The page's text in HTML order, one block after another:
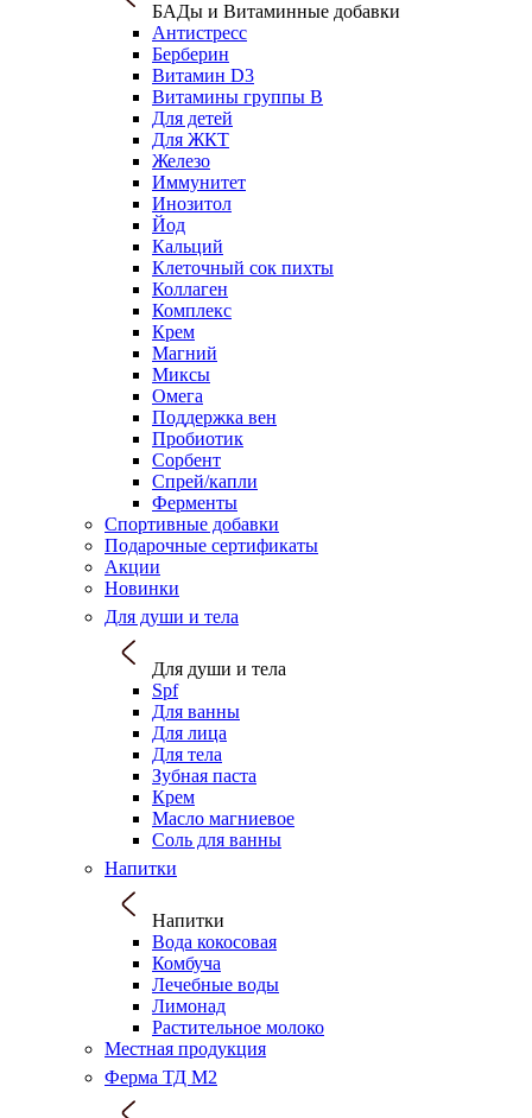
БАДы и Витаминные добавки
Антистресс
Берберин
Витамин D3
Витамины группы B
Для детей
Для ЖКТ
Железо
Иммунитет
Инозитол
Йод
Кальций
Клеточный сок пихты
Коллаген
Комплекс
Крем
Магний
Миксы
Омега
Поддержка вен
Пробиотик
Сорбент
Спрей/капли
Ферменты
Спортивные добавки
Подарочные сертификаты
Акции
Новинки
Для души и тела
Для души и тела
Spf
Для ванны
Для лица
Для тела
Зубная паста
Крем
Масло магниевое
Соль для ванны
Напитки
Напитки
Вода кокосовая
Комбуча
Лечебные воды
Лимонад
Растительное молоко
Местная продукция
Ферма ТД М2